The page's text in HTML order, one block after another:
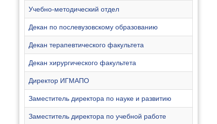
Учебно-методический отдел
Декан по послевузовскому образованию
Декан терапевтического факультета
Декан хирургического факультета
Директор ИГМАПО
Заместитель директора по науке и развитию
Заместитель директора по учебной работе